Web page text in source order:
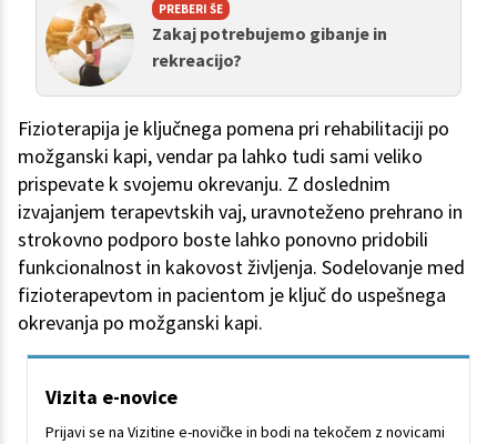
PREBERI ŠE
Zakaj potrebujemo gibanje in
rekreacijo?
Fizioterapija je ključnega pomena pri rehabilitaciji po
možganski kapi, vendar pa lahko tudi sami veliko
prispevate k svojemu okrevanju. Z doslednim
izvajanjem terapevtskih vaj, uravnoteženo prehrano in
strokovno podporo boste lahko ponovno pridobili
funkcionalnost in kakovost življenja. Sodelovanje med
fizioterapevtom in pacientom je ključ do uspešnega
okrevanja po možganski kapi.
Vizita e-novice
Prijavi se na Vizitine e-novičke in bodi na tekočem z novicami